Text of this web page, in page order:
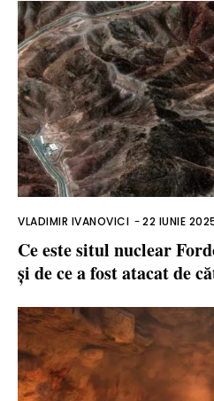
VLADIMIR IVANOVICI -22 IUNIE
Ce este situl nuclear
și de ce a fost atacat de